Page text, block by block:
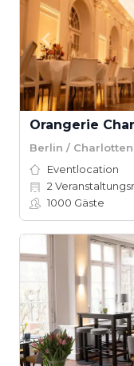
Orangerie
Berlin /
Eventlocation
2
1000 Gäste